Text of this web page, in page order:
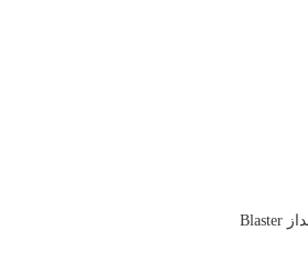
تفنگ اسباب بازی بلستر بازوکا راکت انداز Blaster